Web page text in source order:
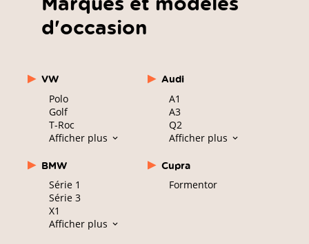
d'occasion
VW
Polo
Golf
T-Roc
Afficher plus
Audi
A1
A3
Q2
Afficher plus
BMW
Série 1
Série 3
X1
Afficher plus
Cupra
Formentor